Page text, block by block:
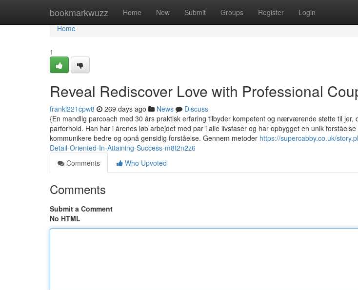
bookmarkwuzz Home New Submit Groups Register Login
Home
Home
1
Reveal Rediscover Love with Professional
frankl221cpw8 269 days ago News
Discuss
{En mandlig parcoach med 30 års praktisk erfaring tilbyder kompetent og nærværende støtte til jer,
parforhold. Han har i årenes løb arbejdet med par i alle livsfaser og har opbygget en unik
kommunikere bedre og opnå gensidig forståelse. Gennem metoder https://supercabby.co.uk/
Detail-Oriented-In-Attaining-Success-m8t2n2z6
Comments
Who Upvoted
Comments
Submit a Comment
No HTML